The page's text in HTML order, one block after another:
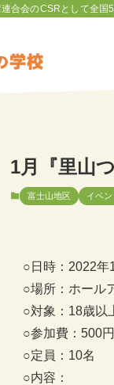
合会のCSRとして全国
1月『里山
富士山地区 イベ
○日時：2022年
○場所：ホール
○対象：18歳以
○参加費：500円
○定員：10名
○内容：